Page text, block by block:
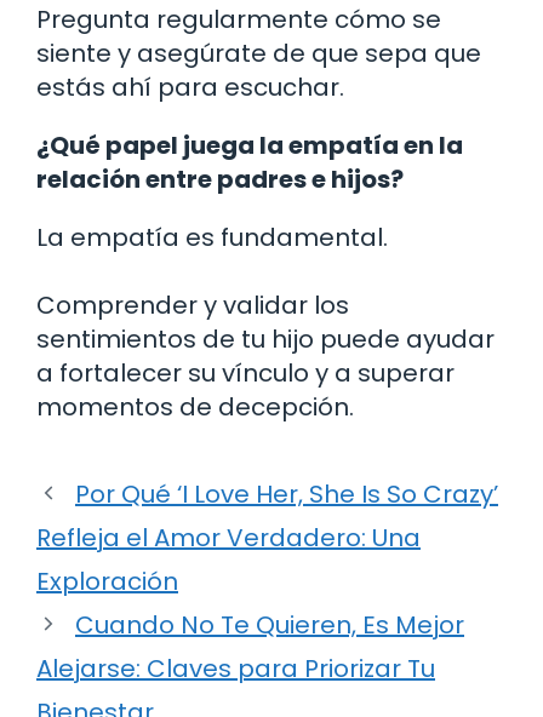
Pregunta regularmente cómo se
siente y asegúrate de que sepa que
estás ahí para escuchar.
¿Qué papel juega la empatía en la
relación entre padres e hijos?
La empatía es fundamental.
Comprender y validar los
sentimientos de tu hijo puede ayudar
a fortalecer su vínculo y a superar
momentos de decepción.
Por Qué ‘I Love Her, She Is So Crazy’
Refleja el Amor Verdadero: Una
Exploración
Cuando No Te Quieren, Es Mejor
Alejarse: Claves para Priorizar Tu